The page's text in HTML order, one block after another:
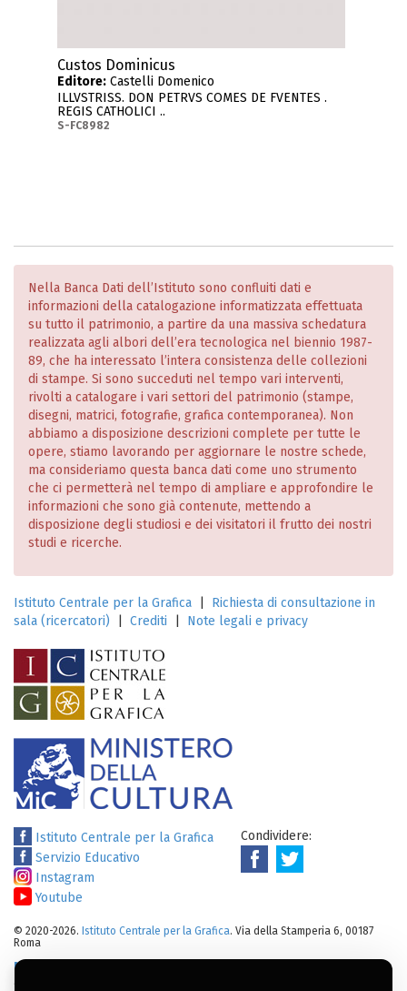
Custos Dominicus
Editore: Castelli Domenico
ILLVSTRISS. DON PETRVS COMES DE FVENTES .
REGIS CATHOLICI ..
S-FC8982
Nella Banca Dati dell’Istituto sono confluiti dati e
informazioni della catalogazione informatizzata effettuata
su tutto il patrimonio, a partire da una massiva schedatura
realizzata agli albori dell’era tecnologica nel biennio 1987-
89, che ha interessato l’intera consistenza delle collezioni
di stampe. Si sono succeduti nel tempo vari interventi,
rivolti a catalogare i vari settori del patrimonio (stampe,
disegni, matrici, fotografie, grafica contemporanea). Non
abbiamo a disposizione descrizioni complete per tutte le
opere, stiamo lavorando per aggiornare le nostre schede,
ma consideriamo questa banca dati come uno strumento
che ci permetterà nel tempo di ampliare e approfondire le
informazioni che sono già contenute, mettendo a
disposizione degli studiosi e dei visitatori il frutto dei nostri
studi e ricerche.
Istituto Centrale per la Grafica
Richiesta di consultazione in
sala (ricercatori)
Crediti Note legali e privacy
Istituto Centrale per la Grafica
Servizio Educativo
Instagram
Youtube
Condividere:
© 2020-2026. Istituto Centrale per la Grafica. Via della Stamperia 6, 00187
Roma
Note legali
altro materiale pubblicato su questo sito sono soggetti alle leggi sul